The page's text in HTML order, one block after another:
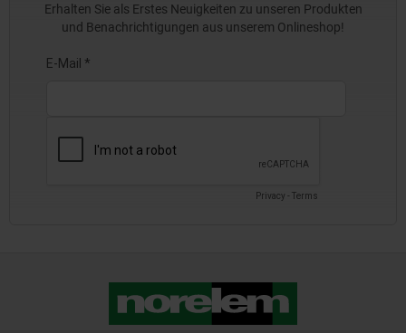
Erhalten Sie als Erstes Neuigkeiten zu unseren Produkten
und Benachrichtigungen aus unserem Onlineshop!